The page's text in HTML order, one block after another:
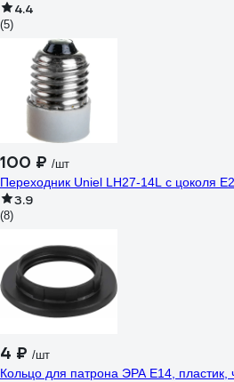
4.4
(5)
100 ₽ /шт
Переходник Uniel LH27-14L с цоколя
3.9
(8)
4 ₽ /шт
Кольцо для патрона ЭРА E14,